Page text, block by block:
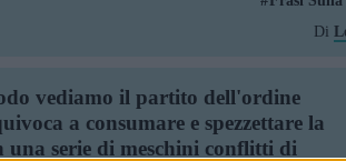
Di
vediamo il partito dell'ordine
a consumare e spezzettare la
una serie di meschini conflitti di